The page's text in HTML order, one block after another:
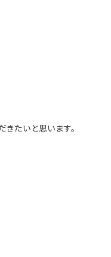
たいと思います。